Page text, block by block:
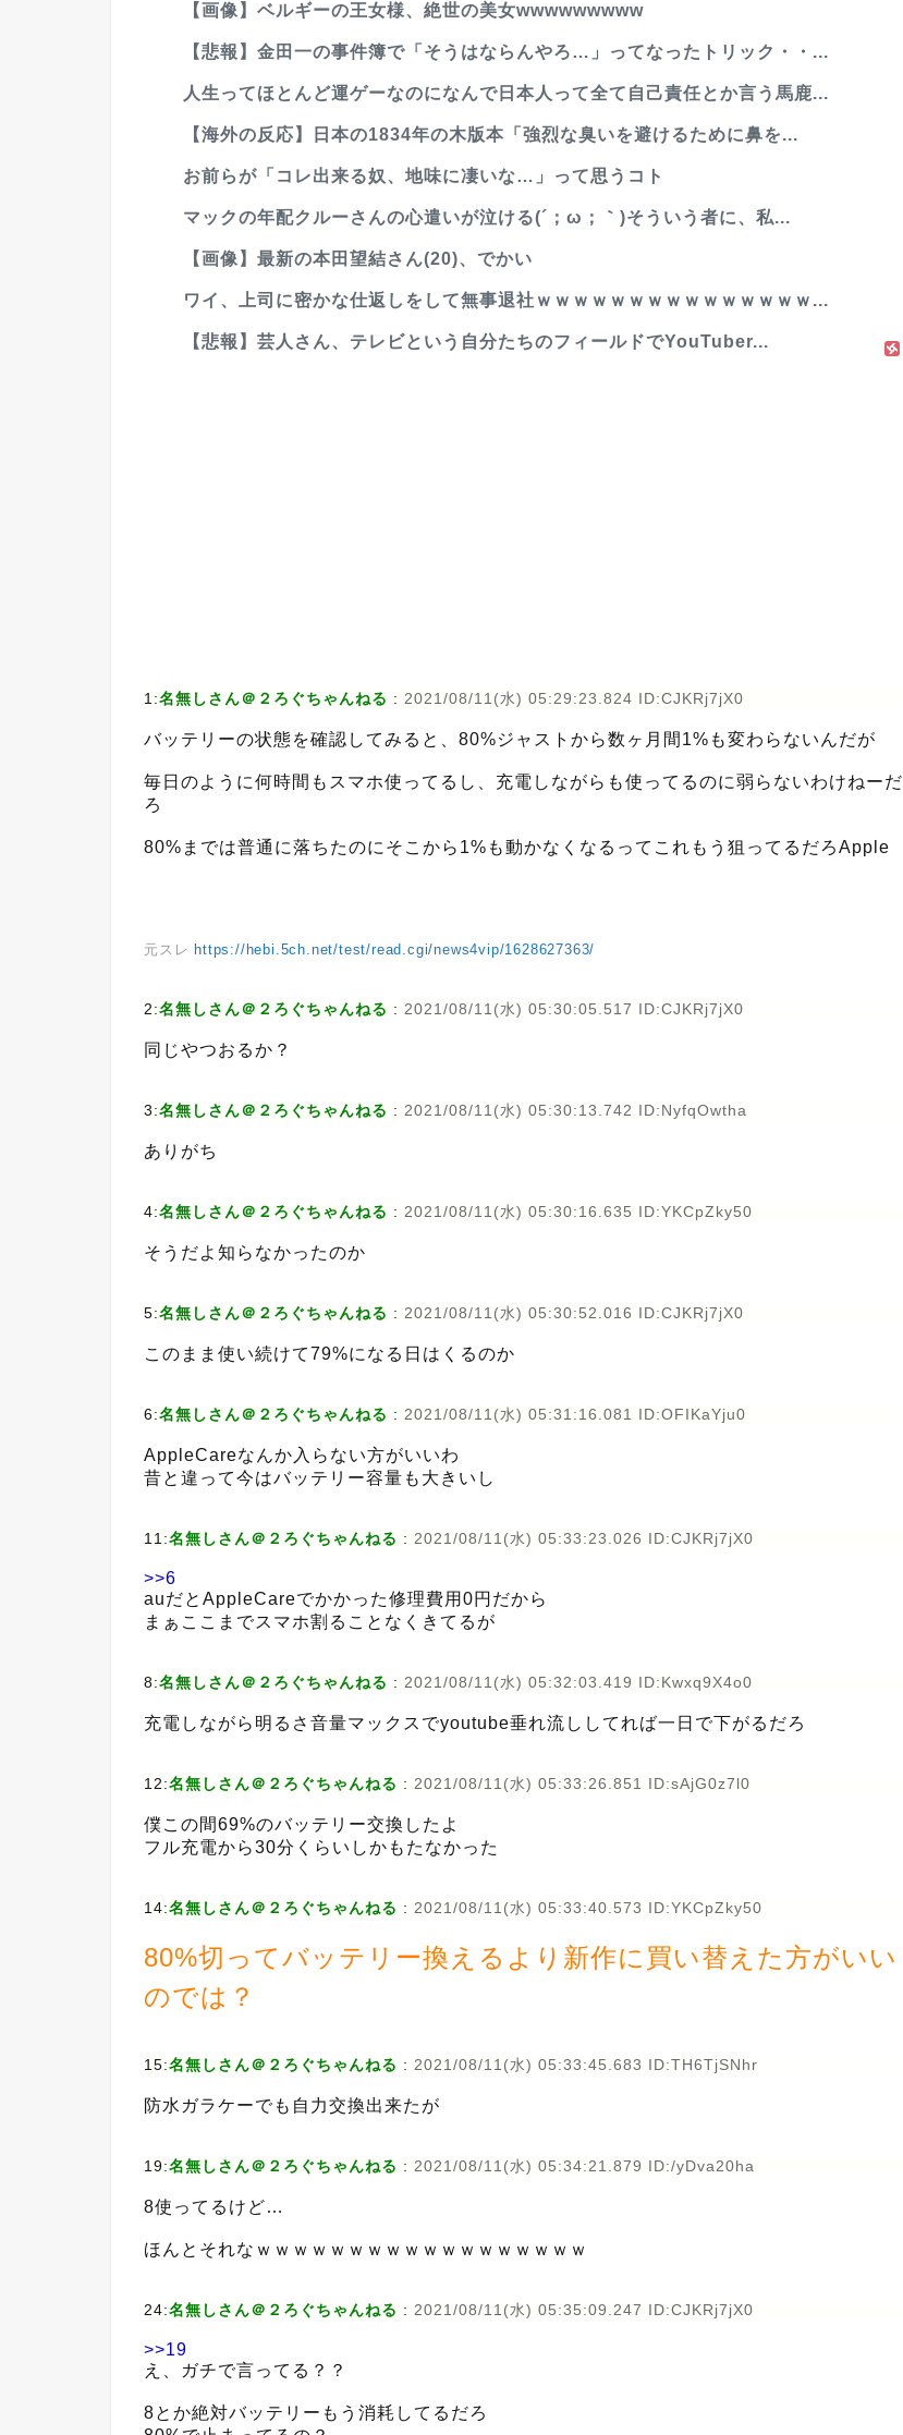
【画像】ベルギーの王女様、絶世の美女wwwwwwwww
【悲報】金田一の事件簿で「そうはならんやろ…」ってなったトリック・・...
人生ってほとんど運ゲーなのになんで日本人って全て自己責任とか言う馬鹿...
【海外の反応】日本の1834年の木版本「強烈な臭いを避けるために鼻を...
お前らが「コレ出来る奴、地味に凄いな…」って思うコト
マックの年配クルーさんの心遣いが泣ける(´；ω；｀)そういう者に、私...
【画像】最新の本田望結さん(20)、でかい
ワイ、上司に密かな仕返しをして無事退社ｗｗｗｗｗｗｗｗｗｗｗｗｗｗｗ...
【悲報】芸人さん、テレビという自分たちのフィールドでYouTuber...
1:名無しさん＠２ろぐちゃんねる : 2021/08/11(水) 05:29:23.824 ID:CJKRj7jX0
バッテリーの状態を確認してみると、80%ジャストから数ヶ月間1%も変わらないんだが
毎日のように何時間もスマホ使ってるし、充電しながらも使ってるのに弱らないわけねーだ
ろ
80%までは普通に落ちたのにそこから1%も動かなくなるってこれもう狙ってるだろApple
元スレ https://hebi.5ch.net/test/read.cgi/news4vip/1628627363/
2:名無しさん＠２ろぐちゃんねる : 2021/08/11(水) 05:30:05.517 ID:CJKRj7jX0
同じやつおるか？
3:名無しさん＠２ろぐちゃんねる : 2021/08/11(水) 05:30:13.742 ID:NyfqOwtha
ありがち
4:名無しさん＠２ろぐちゃんねる : 2021/08/11(水) 05:30:16.635 ID:YKCpZky50
そうだよ知らなかったのか
5:名無しさん＠２ろぐちゃんねる : 2021/08/11(水) 05:30:52.016 ID:CJKRj7jX0
このまま使い続けて79%になる日はくるのか
6:名無しさん＠２ろぐちゃんねる : 2021/08/11(水) 05:31:16.081 ID:OFIKaYju0
AppleCareなんか入らない方がいいわ
昔と違って今はバッテリー容量も大きいし
11:名無しさん＠２ろぐちゃんねる : 2021/08/11(水) 05:33:23.026 ID:CJKRj7jX0
>>6
auだとAppleCareでかかった修理費用0円だから
まぁここまでスマホ割ることなくきてるが
8:名無しさん＠２ろぐちゃんねる : 2021/08/11(水) 05:32:03.419 ID:Kwxq9X4o0
充電しながら明るさ音量マックスでyoutube垂れ流ししてれば一日で下がるだろ
12:名無しさん＠２ろぐちゃんねる : 2021/08/11(水) 05:33:26.851 ID:sAjG0z7l0
僕この間69%のバッテリー交換したよ
フル充電から30分くらいしかもたなかった
14:名無しさん＠２ろぐちゃんねる : 2021/08/11(水) 05:33:40.573 ID:YKCpZky50
80%切ってバッテリー換えるより新作に買い替えた方がいい
のでは？
15:名無しさん＠２ろぐちゃんねる : 2021/08/11(水) 05:33:45.683 ID:TH6TjSNhr
防水ガラケーでも自力交換出来たが
19:名無しさん＠２ろぐちゃんねる : 2021/08/11(水) 05:34:21.879 ID:/yDva20ha
8使ってるけど…
ほんとそれなｗｗｗｗｗｗｗｗｗｗｗｗｗｗｗｗｗｗ
24:名無しさん＠２ろぐちゃんねる : 2021/08/11(水) 05:35:09.247 ID:CJKRj7jX0
>>19
え、ガチで言ってる？？
8とか絶対バッテリーもう消耗してるだろ